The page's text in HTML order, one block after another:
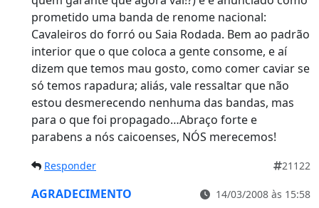
prometido uma banda de renome nacional:
Cavaleiros do forró ou Saia Rodada. Bem ao padrão
interior que o que coloca a gente consome, e aí
dizem que temos mau gosto, como comer caviar se
só temos rapadura; aliás, vale ressaltar que não
estou desmerecendo nenhuma das bandas, mas
para o que foi propagado…Abraço forte e
parabens a nós caicoenses, NÓS merecemos!
Responder 21122
AGRADECIMENTO 14/03/2008 às 15:58